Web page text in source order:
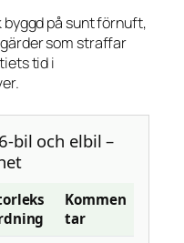
på sunt förnuft,
som straffar
tid i
bil och elbil –
Kommen
tar